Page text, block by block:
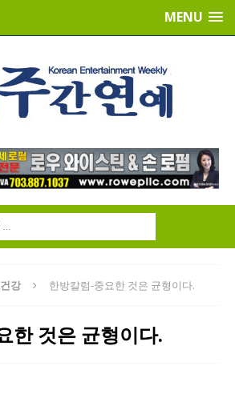
MENU
건강 한방칼럼-중요한 것은 균형이다.
한 것은 균형이다.